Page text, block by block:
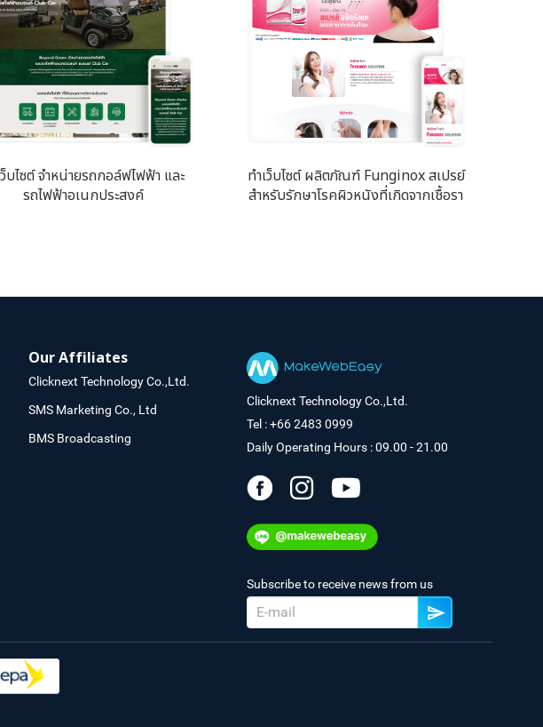
ว็บไซต์ จำหน่ายรถกอล์ฟไฟฟ้า และ
รถไฟฟ้าอเนกประสงค์
ทำเว็บไซต์ ผลิตภัณฑ์ Funginox สเปรย์
สำหรับรักษาโรคผิวหนังที่เกิดจากเชื้อรา
Our Affiliates
Clicknext Technology Co.,Ltd.
SMS Marketing Co., Ltd
BMS Broadcasting
Clicknext Technology Co.,Ltd.
Tel : +66 2483 0999
Daily Operating Hours : 09.00 - 21.00
Subscribe to receive news from us